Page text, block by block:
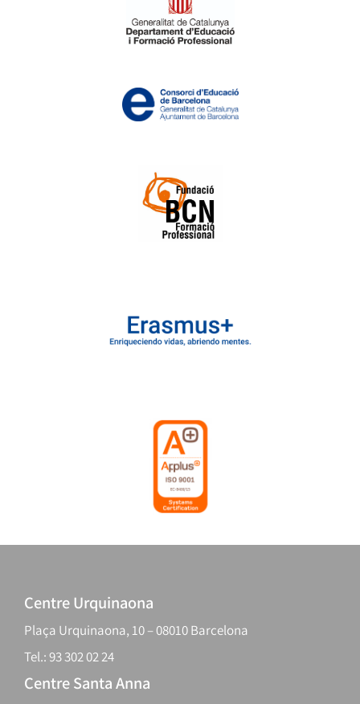
Centre Urquinaona
Plaça Urquinaona, 10 – 08010 Barcelona
Tel.: 93 302 02 24
Centre Santa Anna